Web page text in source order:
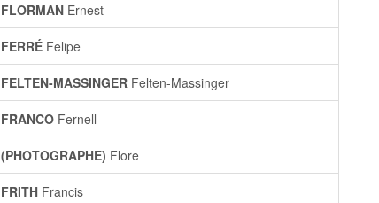
FLORMAN Ernest
FERRÉ Felipe
FELTEN-MASSINGER Felten-Massinger
FRANCO Fernell
(PHOTOGRAPHE) Flore
FRITH Francis